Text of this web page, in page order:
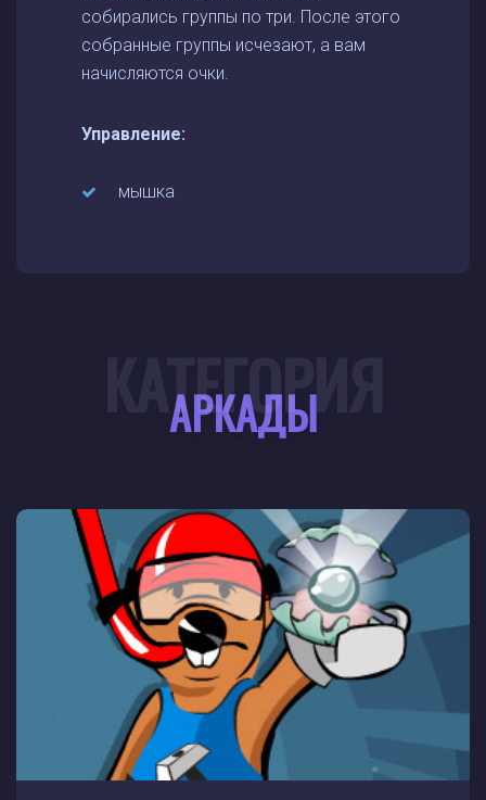
собирались группы по три. После этого
собранные группы исчезают, а вам
начисляются очки.
Управление:
мышка
АРКАДЫ
КАТЕГОРИЯ